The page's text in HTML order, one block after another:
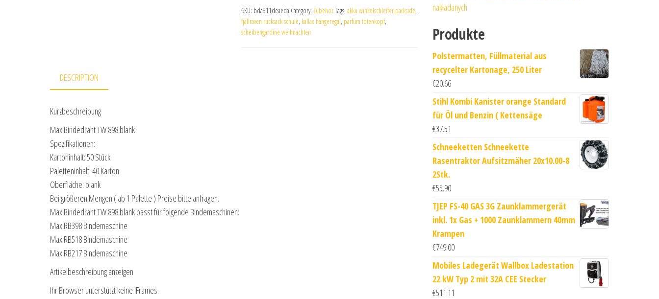
SKU: bda811deaeda Category: ZubehörTags: akku winkelschleifer parkside,
fjällräven rucksack schule, kallax hängeregal, parfüm totenkopf,
scheibengardine weihnachten
DESCRIPTION
Kurzbeschreibung
Max Bindedraht TW 898 blank
Spezifikationen:
Kartoninhalt: 50 Stück
Paletteninhalt: 40 Karton
Oberfläche: blank
Bei größeren Mengen ( ab 1 Palette ) Preise bitte anfragen.
Max Bindedraht TW 898 blank passt für folgende Bindemaschinen:
Max RB398 Bindemaschine
Max RB518 Bindemaschine
Max RB217 Bindemaschine
Artikelbeschreibung anzeigen
Ihr Browser unterstützt keine IFrames.
nakładanych
Produkte
Polstermatten, Füllmaterial aus
recycelter Kartonage, 250 Liter
€20.66
Stihl Kombi Kanister orange Standard
für Öl und Benzin ( Kettensäge
€37.51
Schneeketten Schneekette
Rasentraktor Aufsitzmäher 20x10.00-8
2Stk.
€55.90
TJEP FS-40 GAS 3G Zaunklammergerät
inkl. 1x Gas + 1000 Zaunklammern 40mm
Krampen
€749.00
Mobiles Ladegerät Wallbox Ladestation
22 kW Typ 2 mit 32A CEE Stecker
€511.11